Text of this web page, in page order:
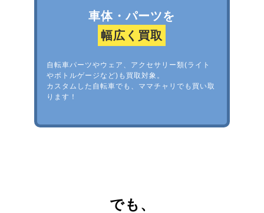
車体・パーツを
幅広く買取
自転車パーツやウェア、アクセサリー類(ライト
やボトルゲージなど)も買取対象。
カスタムした自転車でも、ママチャリでも買い取
ります！
でも、